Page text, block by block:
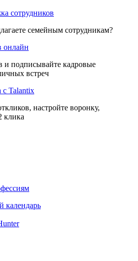
сотрудников
семейным сотрудникам?
онлайн
и подписывайте кадровые
встреч
с Talantix
настройте воронку,
клика
календарь